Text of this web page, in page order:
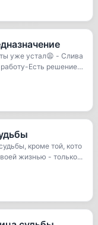
уже устал😩 - Слива
Есть решение✨
кроме той, кото
жизнью - только...